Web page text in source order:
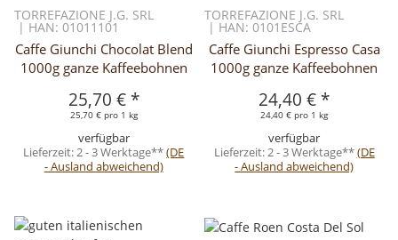
TORREFAZIONE J.G. SRL
| HAN: 01011101
Caffe Giunchi Chocolat Blend
1000g ganze Kaffeebohnen
25,70 € *
25,70 € pro 1 kg
verfügbar
Lieferzeit:2 - 3 Werktage**(DE
- Ausland abweichend)
TORREFAZIONE J.G. SRL
| HAN: 0101ESCA
Caffe Giunchi Espresso Casa
1000g ganze Kaffeebohnen
24,40 € *
24,40 € pro 1 kg
verfügbar
Lieferzeit:2 - 3 Werktage**(DE
- Ausland abweichend)